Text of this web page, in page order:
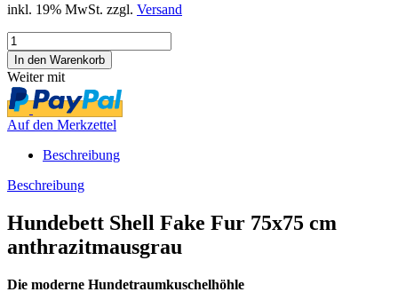
inkl. 19% MwSt. zzgl. Versand
Weiter mit
Auf den Merkzettel
Beschreibung
Beschreibung
Hundebett Shell Fake Fur 75x75 cm
anthrazitmausgrau
Die moderne Hundetraumkuschelhöhle